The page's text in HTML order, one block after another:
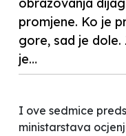
obrazovanja
promjene. Ko je
gore, sad je
je…
I ove sedmice
ministarstava